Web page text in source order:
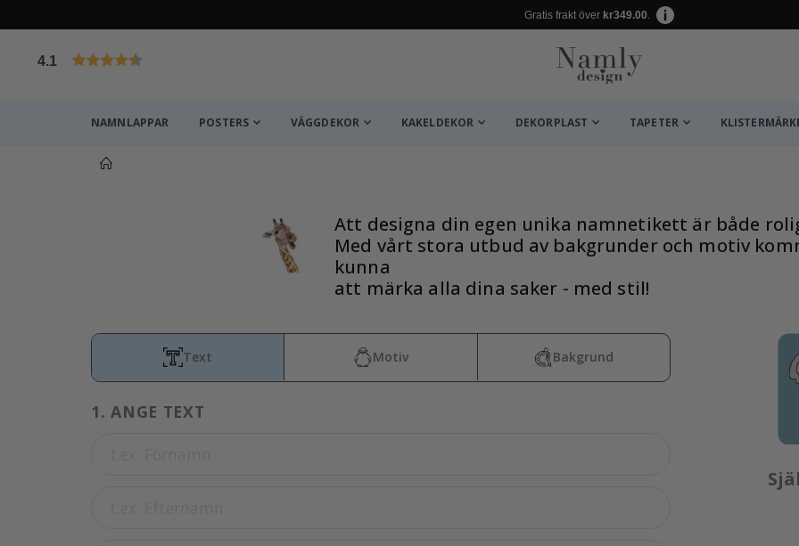
Gratis frakt över kr349.00.
4.1
NAMNLAPPAR POSTERS VÄGGDEKOR KAKELDEKOR DEKORPLAST TAPETER
Du kanske också gillar detta ✔Att designa din egen unika namnetikett är både
Med vårt stora utbud av bakgrunder och motiv
kunna
att märka alla dina saker - med stil!
Text Motiv Bakgrund
1. ANGE TEXT